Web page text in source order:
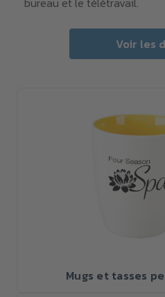
Voir les
Mugs et tasses